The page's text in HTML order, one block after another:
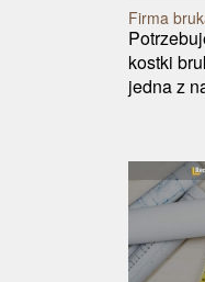
Firma
kostki
jedna z